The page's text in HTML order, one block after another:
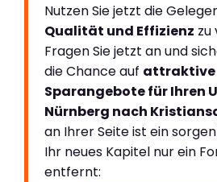
Nutzen Sie jetzt die
Qualität und Effizienz zu
Fragen Sie jetzt an und
die Chance auf attraktive
Sparangebote für Ihren
Nürnberg nach
an Ihrer Seite ist ein
Ihr neues Kapitel nur ein
entfernt: